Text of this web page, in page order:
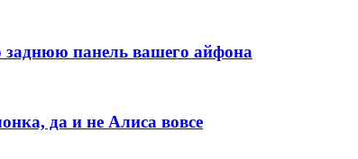
заднюю панель вашего айфона
да и не Алиса вовсе